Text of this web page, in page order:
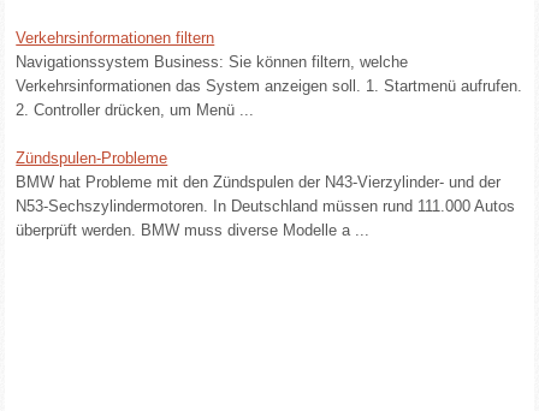
Verkehrsinformationen filtern
Navigationssystem Business: Sie können filtern, welche
Verkehrsinformationen das System anzeigen soll. 1. Startmenü aufrufen.
2. Controller drücken, um Menü ...
Zündspulen-Probleme
BMW hat Probleme mit den Zündspulen der N43-Vierzylinder- und der
N53-Sechszylindermotoren. In Deutschland müssen rund 111.000 Autos
überprüft werden. BMW muss diverse Modelle a ...